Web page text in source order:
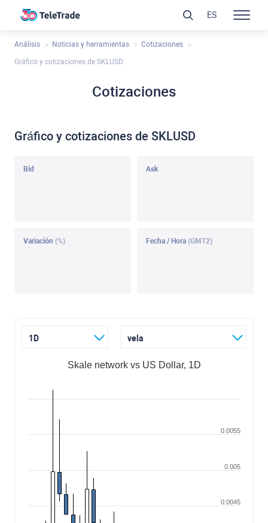
Análisis Noticias y herramientas Cotizaciones
Gráfico y cotizaciones de SKLUSD
Cotizaciones
Gráfico y cotizaciones de SKLUSD
Bid Ask
Variación (%) Fecha / Hora (GMT2)
1D vela
Skale network vs US Dollar, 1D
0.0045
0.005
0.0055
ES